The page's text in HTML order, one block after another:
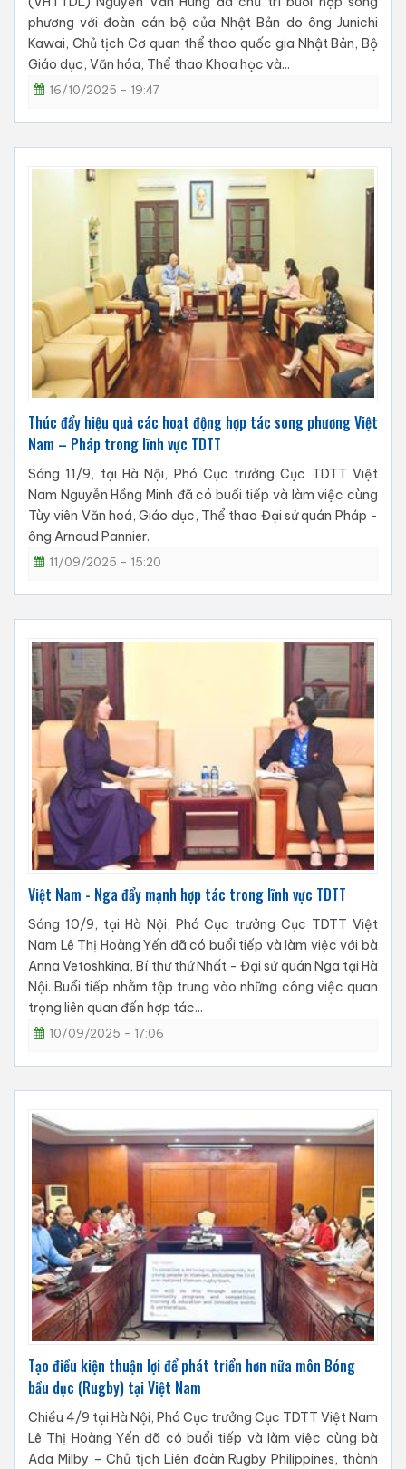
phương với đoàn cán bộ của Nhật Bản do ông Junichi
Kawai, Chủ tịch Cơ quan thể thao quốc gia Nhật Bản, Bộ
Giáo dục, Văn hóa, Thể thao Khoa học và...
16/10/2025 - 19:47
Thúc đẩy hiệu quả các hoạt động hợp tác song phương Việt
Nam – Pháp trong lĩnh vực TDTT
Sáng 11/9, tại Hà Nội, Phó Cục trưởng Cục TDTT Việt
Nam Nguyễn Hồng Minh đã có buổi tiếp và làm việc cùng
Tùy viên Văn hoá, Giáo dục, Thể thao Đại sứ quán Pháp -
ông Arnaud Pannier.
11/09/2025 - 15:20
Việt Nam - Nga đẩy mạnh hợp tác trong lĩnh vực TDTT
Sáng 10/9, tại Hà Nội, Phó Cục trưởng Cục TDTT Việt
Nam Lê Thị Hoàng Yến đã có buổi tiếp và làm việc với bà
Anna Vetoshkina, Bí thư thứ Nhất - Đại sứ quán Nga tại Hà
Nội. Buổi tiếp nhằm tập trung vào những công việc quan
trọng liên quan đến hợp tác...
10/09/2025 - 17:06
Tạo điều kiện thuận lợi để phát triển hơn nữa môn Bóng
bầu dục (Rugby) tại Việt Nam
Chiều 4/9 tại Hà Nội, Phó Cục trưởng Cục TDTT Việt Nam
Lê Thị Hoàng Yến đã có buổi tiếp và làm việc cùng bà
Ada Milby – Chủ tịch Liên đoàn Rugby Philippines, thành